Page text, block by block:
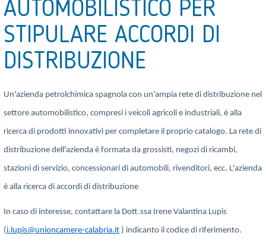
AUTOMOBILISTICO PER
STIPULARE ACCORDI DI
DISTRIBUZIONE
Un'azienda petrolchimica spagnola con un'ampia rete di distribuzione nel
settore automobilistico, compresi i veicoli agricoli e industriali, è alla
ricerca di prodotti innovativi per completare il proprio catalogo. La rete di
distribuzione dell'azienda è formata da grossisti, negozi di ricambi,
stazioni di servizio, concessionari di automobili, rivenditori, ecc. L'azienda
è alla ricerca di accordi di distribuzione
In caso di interesse, contattare la Dott.ssa Irene Valantina Lupis
(i.lupis@unioncamere-calabria.it ) indicanto il codice di riferimento.